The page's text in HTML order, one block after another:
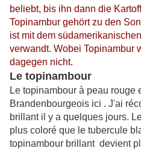
beliebt, bis ihn dann die
Topinambur gehört zu den
ist mit dem
verwandt. Wobei Topinambur
dagegen nicht.
Le topinambour
Le topinambour à peau rouge
Brandenbourgeois ici . J'ai
brillant il y a quelques jours.
plus coloré que le tubercule
topinambour brillant devient